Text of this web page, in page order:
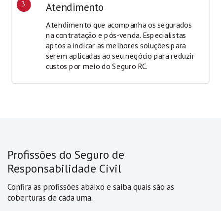
3 Atendimento
Atendimento que acompanha os segurados
na contratação e pós-venda. Especialistas
aptos a indicar as melhores soluções para
serem aplicadas ao seu negócio para reduzir
custos por meio do Seguro RC.
Profissões do Seguro de
Responsabilidade Civil
Confira as profissões abaixo e saiba quais são as
coberturas de cada uma.